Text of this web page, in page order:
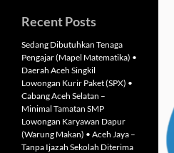
Recent Posts
Sedang Dibutuhkan Tenaga
Pengajar (Mapel Matematika) •
Daerah Aceh Singkil
Lowongan Kurir Paket (SPX) •
Cabang Aceh Selatan –
Minimal Tamatan SMP
Lowongan Karyawan Dapur
(Warung Makan) • Aceh Jaya –
Tanpa Ijazah Sekolah Diterima